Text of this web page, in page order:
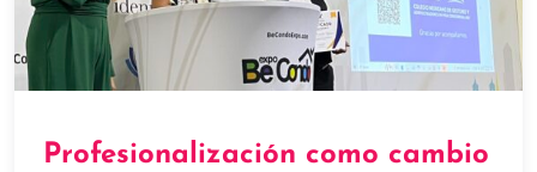
Profesionalización como cambio